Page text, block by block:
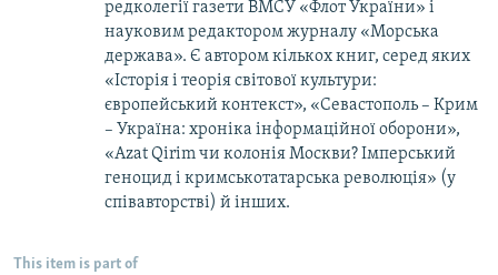
редколегії газети ВМСУ «Флот України» і
науковим редактором журналу «Морська
держава». Є автором кількох книг, серед яких
«Історія і теорія світової культури:
європейський контекст», «Севастополь – Крим
– Україна: хроніка інформаційної оборони»,
«Azat Qirim чи колонія Москви? Імперський
геноцид і кримськотатарська революція» (у
співавторстві) й інших.
This item is part of